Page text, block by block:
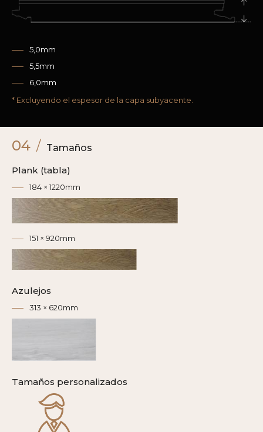
5,0mm
5,5mm
6,0mm
* Excluyendo el espesor de la capa subyacente.
04 / Tamaños
Plank (tabla)
184 × 1220mm
151 × 920mm
Azulejos
313 × 620mm
Tamaños personalizados